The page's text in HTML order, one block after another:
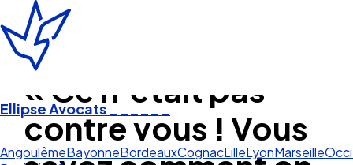
Ellipse Avocats ______
A
« Ce n’était pas
contre vous ! Vous